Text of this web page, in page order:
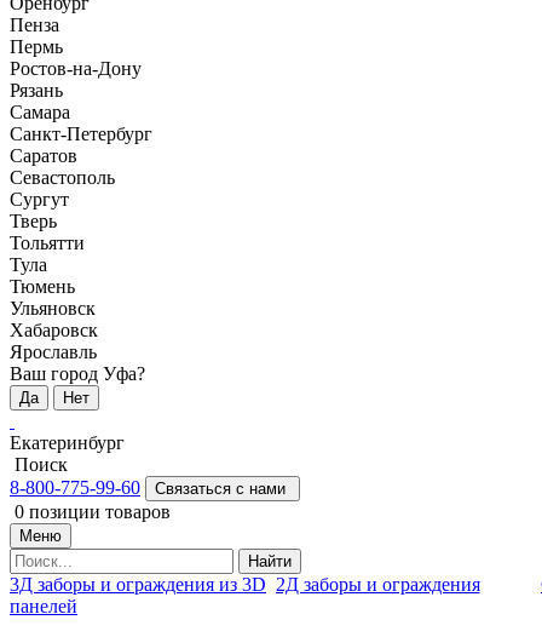
Пенза
Пермь
Ростов-на-Дону
Рязань
Самара
Санкт-Петербург
Саратов
Севастополь
Сургут
Тверь
Тольятти
Тула
Тюмень
Ульяновск
Хабаровск
Ярославль
Ваш город Уфа?
Да Нет
Екатеринбург
Поиск
8-800-775-99-60
Связаться с нами
0 позиции товаров
Меню
Найти
3Д заборы и ограждения из 3D
панелей
2Д заборы и ограждения